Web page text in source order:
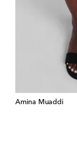
Amina Muaddi